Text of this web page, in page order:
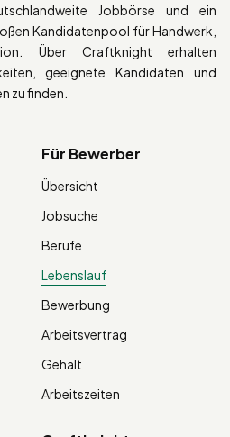
Jobbörse und ein
Kandidatenpool für Handwerk,
Über Craftknight erhalten
geeignete Kandidaten und
zu finden.
Für Bewerber
Übersicht
Jobsuche
Berufe
Lebenslauf
Bewerbung
Arbeitsvertrag
Gehalt
Arbeitszeiten